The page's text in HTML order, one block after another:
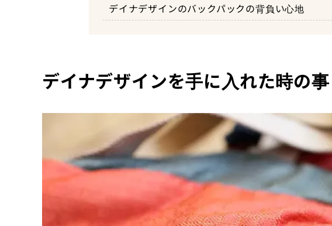
デイナデザインのバックパックの背負い心地
デイナデザインを手に入れた時の事